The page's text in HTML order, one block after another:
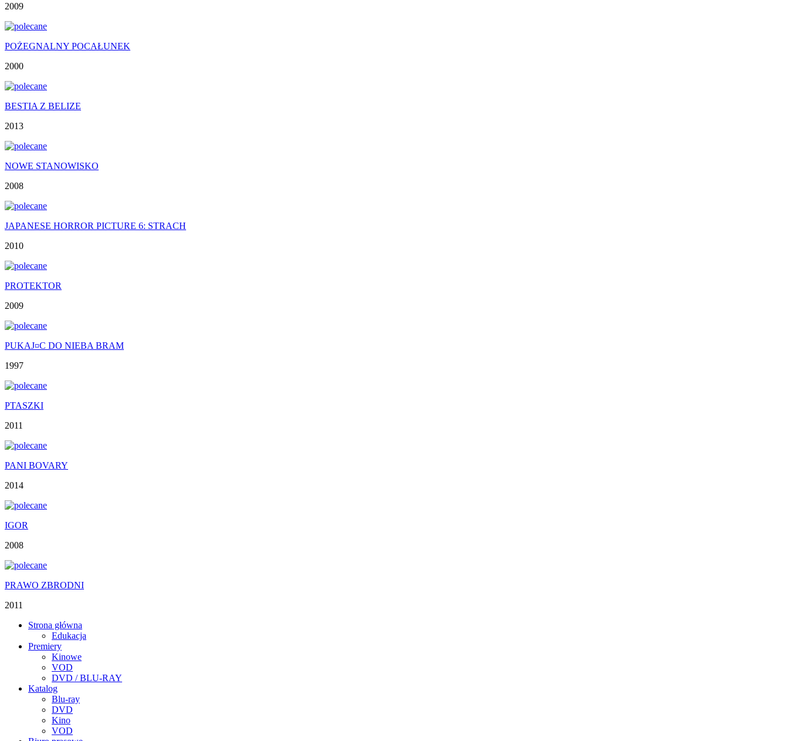
2009
POŻEGNALNY POCAŁUNEK
2000
BESTIA Z BELIZE
2013
NOWE STANOWISKO
2008
JAPANESE HORROR PICTURE 6: STRACH
2010
PROTEKTOR
2009
PUKAJ¤C DO NIEBA BRAM
1997
PTASZKI
2011
PANI BOVARY
2014
IGOR
2008
PRAWO ZBRODNI
2011
Strona główna
Edukacja
Premiery
Kinowe
VOD
DVD / BLU-RAY
Katalog
Blu-ray
DVD
Kino
VOD